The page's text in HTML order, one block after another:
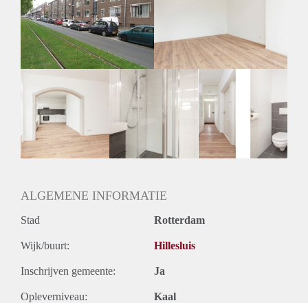
Inkomen eis
N.V.T.
Huurtermijn
Onbepaalde termijn
Oplevering
ALGEMENE INFORMATIE
Stad Rotterdam
Wijk/buurt: Hillesluis
Inschrijven gemeente: Ja
Opleverniveau: Kaal